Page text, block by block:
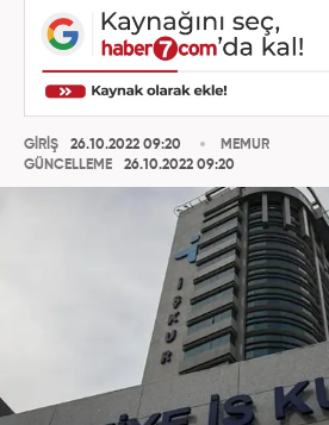
GİRİŞ
26.10.2022 09:20
GÜNCELLEME
26.10.2022 09:20
MEMUR